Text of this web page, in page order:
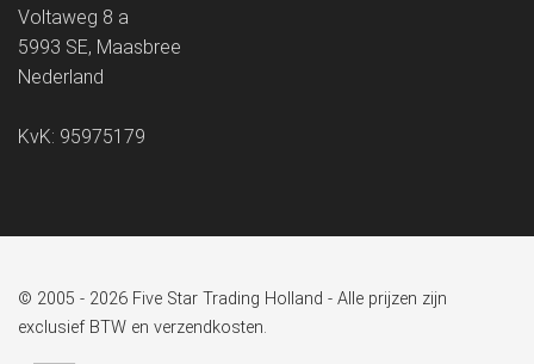
Voltaweg 8 a
5993 SE, Maasbree
Nederland
KvK: 95975179
© 2005 - 2026 Five Star Trading Holland - Alle prijzen zijn
exclusief BTW en verzendkosten.